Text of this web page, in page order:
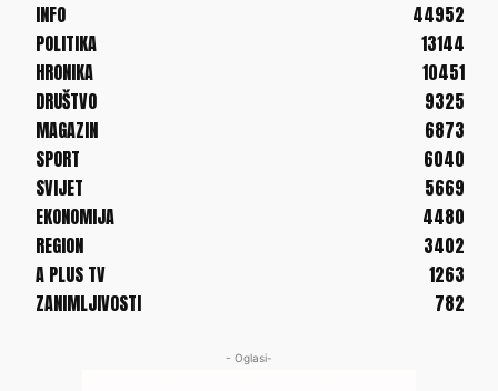
INFO
44952
POLITIKA
13144
HRONIKA
10451
DRUŠTVO
9325
MAGAZIN
6873
SPORT
6040
SVIJET
5669
EKONOMIJA
4480
REGION
3402
A PLUS TV
1263
ZANIMLJIVOSTI
782
- Oglasi-